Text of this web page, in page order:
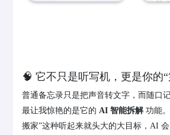
🧠 它不只是听写机，更是你的
普通备忘录只是把声音转文字，而随口
最让我惊艳的是它的AI 智能拆解功能
搬家”这种听起来就头大的大目标，AI 会